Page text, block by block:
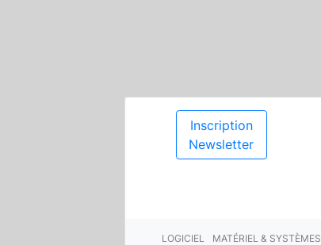
Inscription
Newsletter
LOGICIEL MATÉRIEL & SYSTÈMES